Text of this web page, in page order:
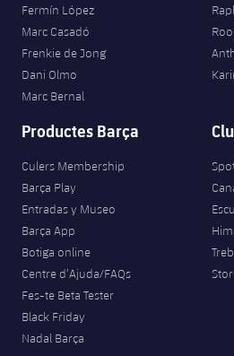
Història
Entrades
Resultats
Classificació
Jugadors
Fotos
Història
Palmarès
Calendari
Resultats
Jugadors
Actualitat
Barça C
Infantil
Aleví
Campus Estiu
PLUSICON
MÉS
plusicon
Notícies
Atletisme
plusicon
més
Actualitat
Masculí
Femení
Agenda
Bàsquet en cadira de rodes
Actualitat
Hockey gel
plusicon
més
Actualitat
Hoquei herba
plusicon
més
Fermín López
Marc Casadó
Frenkie de Jong
Dani Olmo
Marc Bernal
Productes Barça
Culers Membership
Barça Play
Entradas y Museo
Barça App
Botiga online
Centre d’Ajuda/FAQs
Fes-te Beta Tester
Black Friday
Nadal Barça